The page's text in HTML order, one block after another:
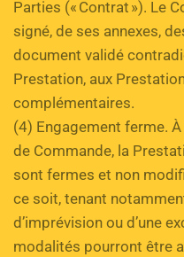
Parties (« Contrat »). Le
signé, de ses annexes,
document validé
Prestation, aux
complémentaires.
(4) Engagement ferme.
de Commande, la
sont fermes et non
ce soit, tenant
d’imprévision ou d’une
modalités pourront être